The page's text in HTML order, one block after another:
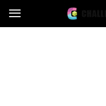
Challengegroup.pl